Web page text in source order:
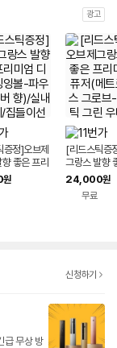
광고
정]오브제
좋은 프리
(싱잉볼-
엠버 향)/실
집들이선물/
원
[리드스틱증
그랑스 발향
미엄 디퓨저(
리스 그로브
그린 우디
24,000원
무료
신청하기
급 무상 방